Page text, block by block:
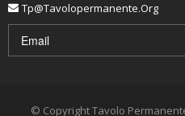
Tp@tavolopermanente.org
© Copyright Tavolo